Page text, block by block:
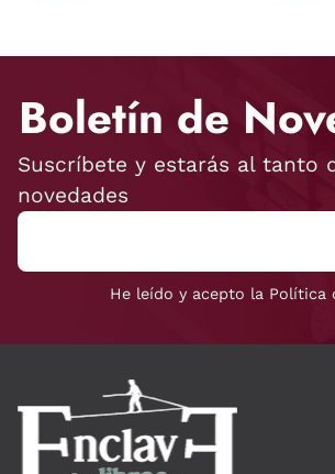
Boletín de
Suscríbete y estarás al tanto
novedades
He leído y acepto la Política